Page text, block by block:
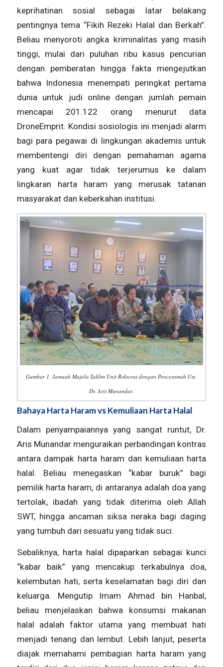
keprihatinan sosial sebagai latar belakang
pentingnya tema “Fikih Rezeki Halal dan Berkah”.
Beliau menyoroti angka kriminalitas yang masih
tinggi, mulai dari puluhan ribu kasus pencurian
dengan pemberatan hingga fakta mengejutkan
bahwa Indonesia menempati peringkat pertama
dunia untuk judi online dengan jumlah pemain
mencapai 201.122 orang menurut data
DroneEmprit. Kondisi sosiologis ini menjadi alarm
bagi para pegawai di lingkungan akademis untuk
membentengi diri dengan pemahaman agama
yang kuat agar tidak terjerumus ke dalam
lingkaran harta haram yang merusak tatanan
masyarakat dan keberkahan institusi.
Gambar 1. Jamaah Majelis Taklim Unit Rektorat dengan Penceramah Ust.
Dr. Aris Munandar.
Bahaya Harta Haram vs Kemuliaan Harta Halal
Dalam penyampaiannya yang sangat runtut, Dr.
Aris Munandar menguraikan perbandingan kontras
antara dampak harta haram dan kemuliaan harta
halal. Beliau menegaskan “kabar buruk” bagi
pemilik harta haram, di antaranya adalah doa yang
tertolak, ibadah yang tidak diterima oleh Allah
SWT, hingga ancaman siksa neraka bagi daging
yang tumbuh dari sesuatu yang tidak suci.
Sebaliknya, harta halal dipaparkan sebagai kunci
“kabar baik” yang mencakup terkabulnya doa,
kelembutan hati, serta keselamatan bagi diri dan
keluarga. Mengutip Imam Ahmad bin Hanbal,
beliau menjelaskan bahwa konsumsi makanan
halal adalah faktor utama yang membuat hati
menjadi tenang dan lembut. Lebih lanjut, peserta
diajak memahami pembagian harta haram yang